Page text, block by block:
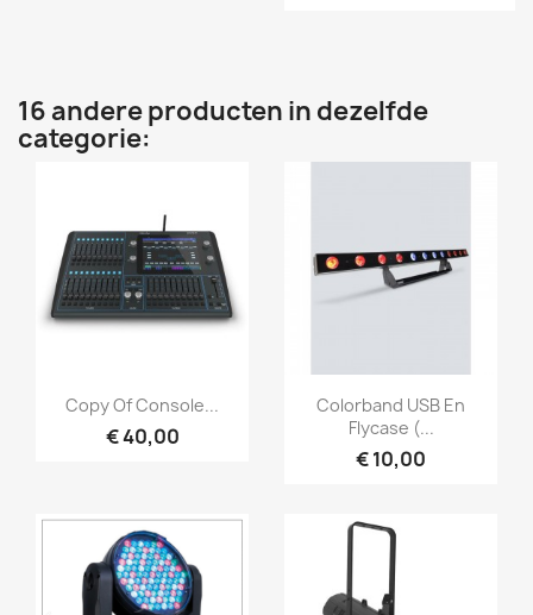
16 andere producten in dezelfde
categorie:
Snel bekijken
Copy Of Console...
€ 40,00
Snel bekijken
Colorband USB En
Flycase (...
€ 10,00